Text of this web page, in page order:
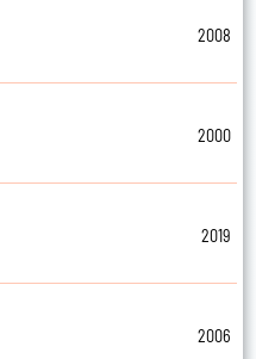
2008
2000
2019
2006